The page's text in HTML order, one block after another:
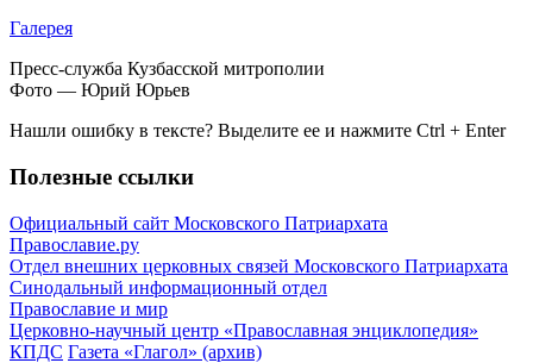
Галерея
Пресс-служба Кузбасской митрополии
Фото — Юрий Юрьев
Нашли ошибку в тексте? Выделите ее и нажмите Ctrl + Enter
Полезные ссылки
Официальный сайт Московского Патриархата
Православие.ру
Отдел внешних церковных связей Московского Патриархата
Синодальный информационный отдел
Православие и мир
Церковно-научный центр «Православная энциклопедия»
КПДС Газета «Глагол» (архив)